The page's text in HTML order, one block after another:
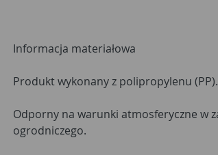
Informacja materiałowa
Produkt wykonany z polipropylenu (PP).
Odporny na warunki atmosferyczne w
ogrodniczego.